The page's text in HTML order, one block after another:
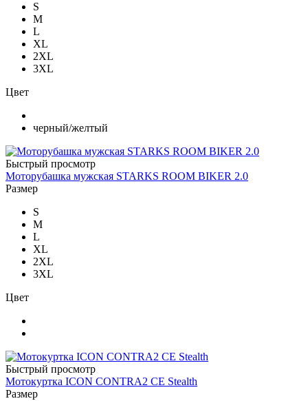
S
M
L
XL
2XL
3XL
Цвет
черный/желтый
Быстрый просмотр
Моторубашка мужская STARKS ROOM BIKER 2.0
Размер
S
M
L
XL
2XL
3XL
Цвет
Быстрый просмотр
Мотокуртка ICON CONTRA2 CE Stealth
Размер